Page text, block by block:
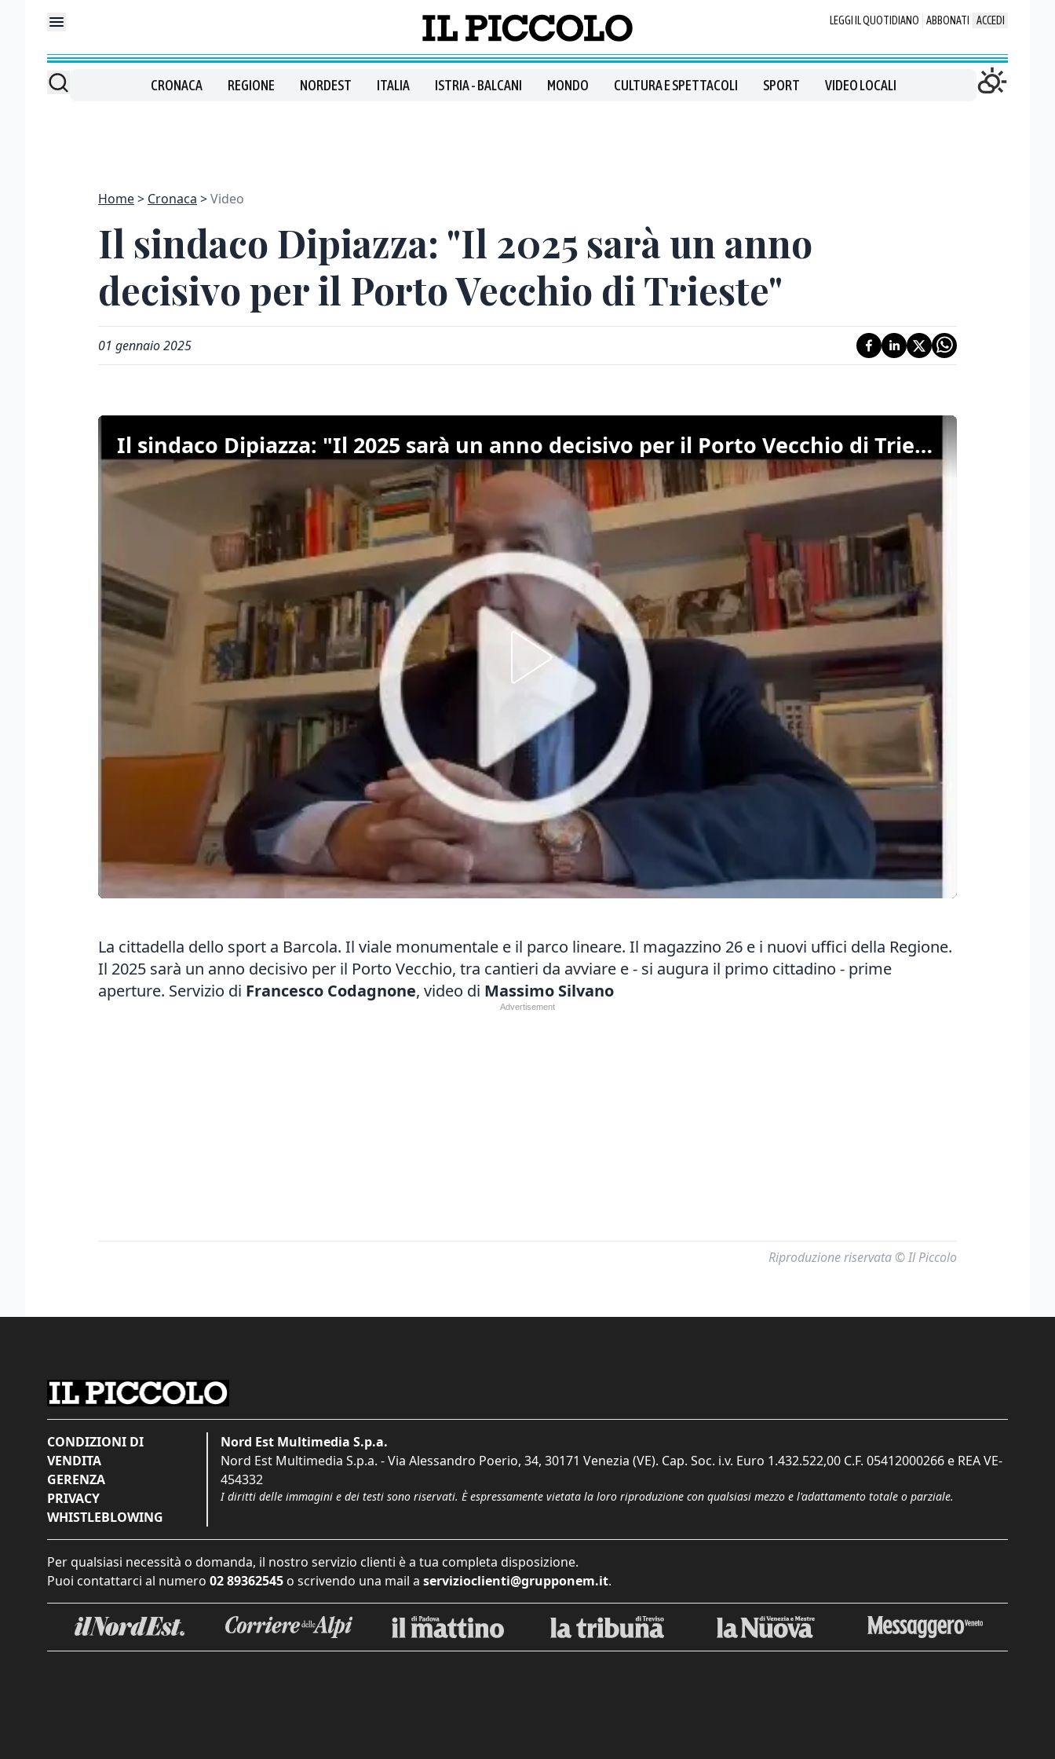
LEGGI IL QUOTIDIANO ABBONATI ACCEDI
CRONACA REGIONE NORDEST ITALIA ISTRIA - BALCANI MONDO CULTURA E SPETTACOLI SPORT VIDEO LOCALI
Home Cronaca Video
Il sindaco Dipiazza: "Il 2025 sarà un anno
decisivo per il Porto Vecchio di Trieste"
01 gennaio 2025
Il sindaco Dipiazza: "Il 2025 sarà un anno decisivo per il Porto Vecchio di Trieste"
La cittadella dello sport a Barcola. Il viale monumentale e il parco lineare. Il magazzino 26 e i nuovi uffici della Regione.
Il 2025 sarà un anno decisivo per il Porto Vecchio, tra cantieri da avviare e - si augura il primo cittadino - prime
aperture. Servizio di Francesco Codagnone, video di Massimo Silvano
Riproduzione riservata © Il Piccolo
CONDIZIONI DI
VENDITA
GERENZA
PRIVACY
WHISTLEBLOWING
Nord Est Multimedia S.p.a.
Nord Est Multimedia S.p.a. - Via Alessandro Poerio, 34, 30171 Venezia (VE). Cap. Soc. i.v. Euro 1.432.522,00 C.F. 05412000266 e REA VE-
454332
I diritti delle immagini e dei testi sono riservati. È espressamente vietata la loro riproduzione con qualsiasi mezzo e l'adattamento totale o parziale.
Per qualsiasi necessità o domanda, il nostro servizio clienti è a tua completa disposizione.
Puoi contattarci al numero 02 89362545 o scrivendo una mail a servizioclienti@grupponem.it.